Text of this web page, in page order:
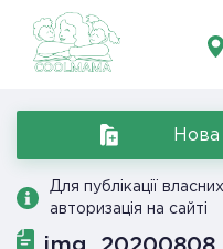
Нова
Для публікації
авторизація на сайті